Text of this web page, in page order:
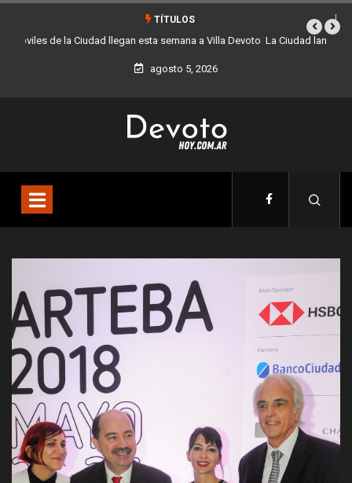
TÍTULOS
La Ciudad lanza una colecta solidaria de juguetes y libros para el día del
niño
agosto 5, 2026